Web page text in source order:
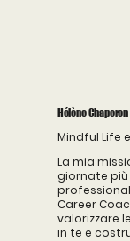
Hélène Chaperon
Mindful Life
La mia
giornate più
Career
valorizzare
in te e